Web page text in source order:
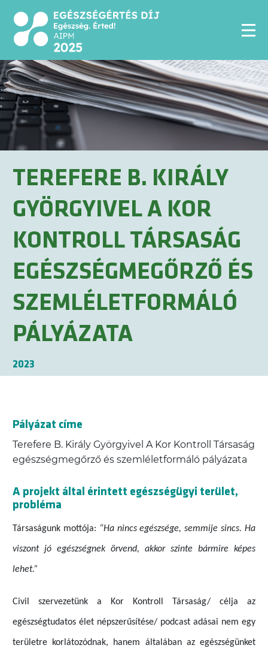
TEREFERE B. KIRÁLY
GYÖRGYIVEL A KOR
KONTROLL TÁRSASÁG
EGÉSZSÉGMEGŐRZŐ ÉS
SZEMLÉLETFORMÁLÓ
PÁLYÁZATA
2023
Pályázat címe
Terefere B. Király Györgyivel A Kor Kontroll Társaság
egészségmegőrző és szemléletformáló pályázata
A projekt által érintett egészségügyi terület,
probléma
Társaságunk mottója: “Ha nincs egészsége, semmije sincs. Ha
viszont jó egészségnek örvend, akkor szinte bármire képes
lehet.”
Civil szervezetünk a Kor Kontroll Társaság/célja az
egészségtudatos élet népszerűsítése/ podcast adásai nem egy
területre korlátozódnak, hanem általában az egészségünket